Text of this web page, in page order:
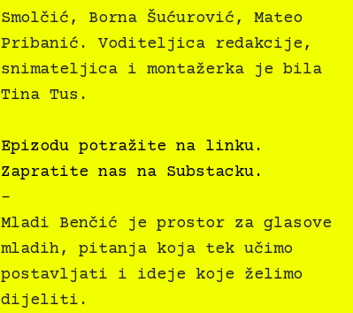
Smolčić, Borna Šućurović, Mateo
Pribanić. Voditeljica redakcije,
snimateljica i montažerka je bila
Tina Tus.
Epizodu potražite na linku.
Zapratite nas na Substacku.
–
Mladi Benčić je prostor za glasove
mladih, pitanja koja tek učimo
postavljati i ideje koje želimo
dijeliti.